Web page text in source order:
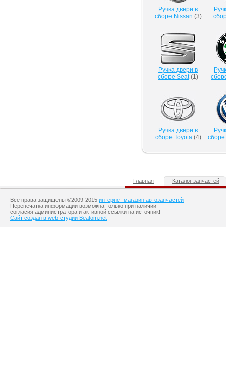
Ручка двери в
сборе Nissan (3)
Ручка двери в
сборе Seat(1)
Ручка двери в
сборе Toyota(4)
Главная Каталог запчастей
Все права защищены ©2009-2015 интернет магазин автозапчастей
Перепечатка информации возможна только при наличии
согласия администратора и активной ссылки на источник!
Сайт создан в web-студии Beatom.net